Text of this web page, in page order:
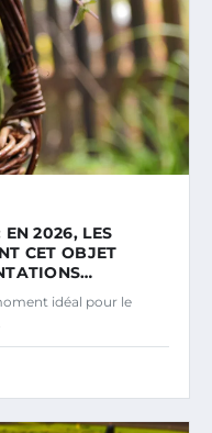
2026, LES
CET OBJET
idéal pour le